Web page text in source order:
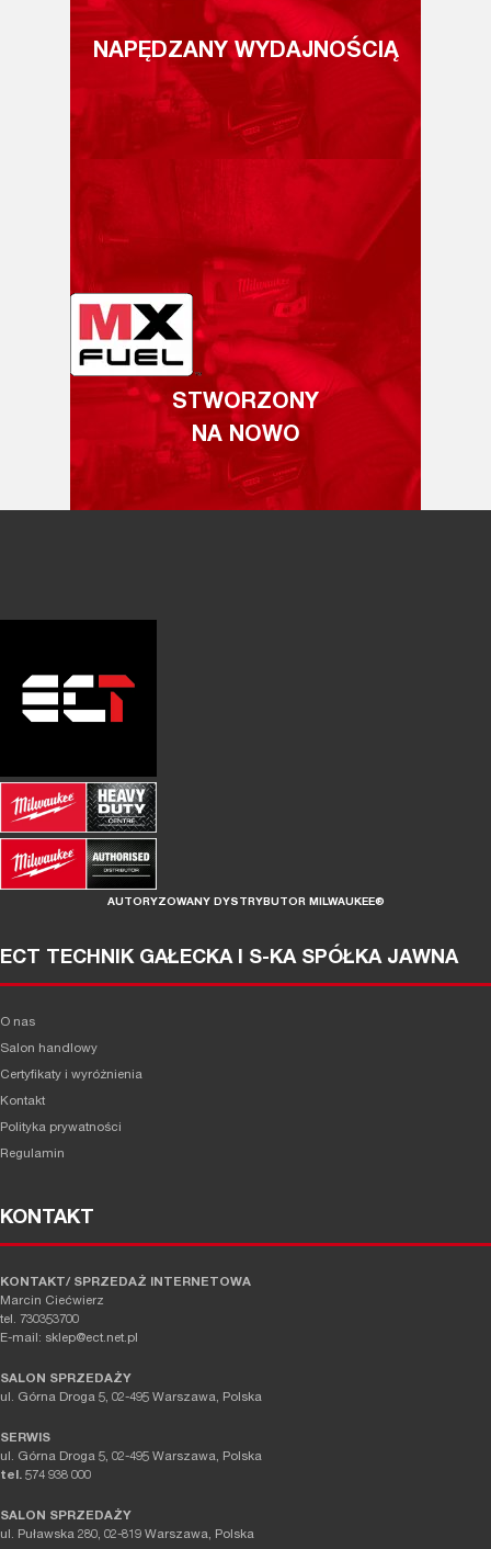
NAPĘDZANY WYDAJNOŚCIĄ
STWORZONY
NA NOWO
AUTORYZOWANY DYSTRYBUTOR MILWAUKEE®
ECT TECHNIK GAŁECKA I S-KA SPÓŁKA JAWNA
O nas
Salon handlowy
Certyfikaty i wyróżnienia
Kontakt
Polityka prywatności
Regulamin
KONTAKT
KONTAKT/ SPRZEDAŻ INTERNETOWA
Marcin Ciećwierz
tel. 730353700
E-mail: sklep@ect.net.pl
SALON SPRZEDAŻY
ul. Górna Droga 5, 02-495 Warszawa, Polska
SERWIS
ul. Górna Droga 5, 02-495 Warszawa, Polska
tel. 574 938 000
SALON SPRZEDAŻY
ul. Puławska 280, 02-819 Warszawa, Polska